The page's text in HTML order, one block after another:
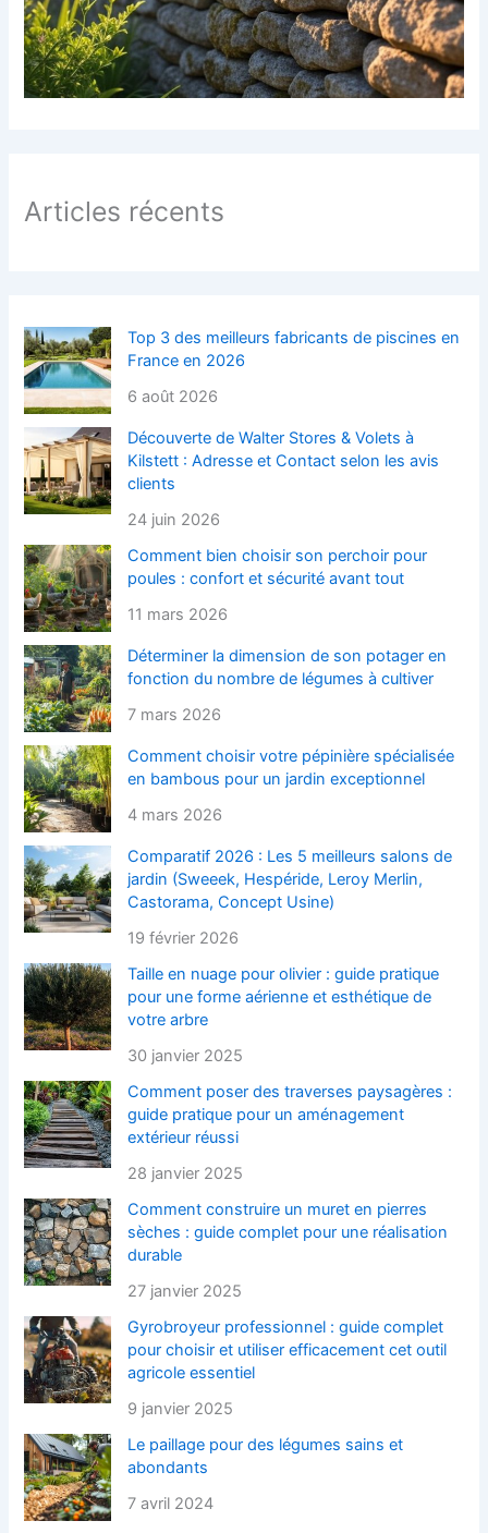
Articles récents
Top 3 des meilleurs fabricants de piscines en
France en 2026
6 août 2026
Découverte de Walter Stores & Volets à
Kilstett : Adresse et Contact selon les avis
clients
24 juin 2026
Comment bien choisir son perchoir pour
poules : confort et sécurité avant tout
11 mars 2026
Déterminer la dimension de son potager en
fonction du nombre de légumes à cultiver
7 mars 2026
Comment choisir votre pépinière spécialisée
en bambous pour un jardin exceptionnel
4 mars 2026
Comparatif 2026 : Les 5 meilleurs salons de
jardin (Sweeek, Hespéride, Leroy Merlin,
Castorama, Concept Usine)
19 février 2026
Taille en nuage pour olivier : guide pratique
pour une forme aérienne et esthétique de
votre arbre
30 janvier 2025
Comment poser des traverses paysagères :
guide pratique pour un aménagement
extérieur réussi
28 janvier 2025
Comment construire un muret en pierres
sèches : guide complet pour une réalisation
durable
27 janvier 2025
Gyrobroyeur professionnel : guide complet
pour choisir et utiliser efficacement cet outil
agricole essentiel
9 janvier 2025
Le paillage pour des légumes sains et
abondants
7 avril 2024